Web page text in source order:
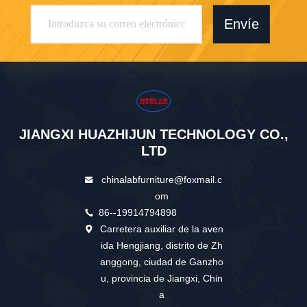
Envíe
JIANGXI HUAZHIJUN TECHNOLOGY CO.,
LTD
chinalabfurniture@foxmail.c
om
86--19914794898
Carretera auxiliar de la aven
ida Hengjiang, distrito de Zh
anggong, ciudad de Ganzho
u, provincia de Jiangxi, Chin
a